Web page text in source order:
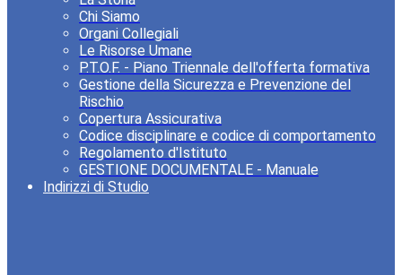
Chi Siamo
Organi Collegiali
Le Risorse Umane
P.T.O.F. - Piano Triennale dell'offerta formativa
Gestione della Sicurezza e Prevenzione del
Rischio
Copertura Assicurativa
Codice disciplinare e codice di comportamento
Regolamento d'Istituto
GESTIONE DOCUMENTALE - Manuale
Indirizzi di Studio